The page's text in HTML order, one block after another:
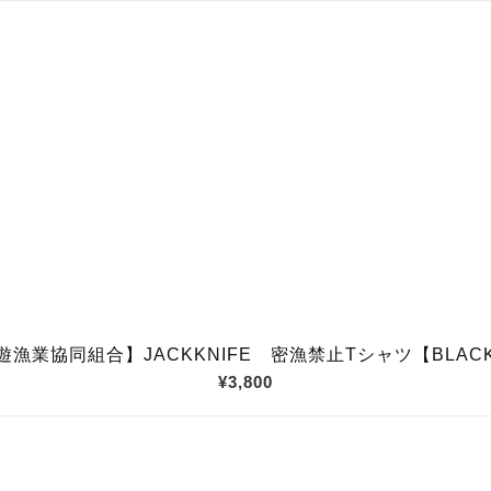
漁業協同組合】JACKKNIFE 密漁禁止Tシャツ【
¥3,800